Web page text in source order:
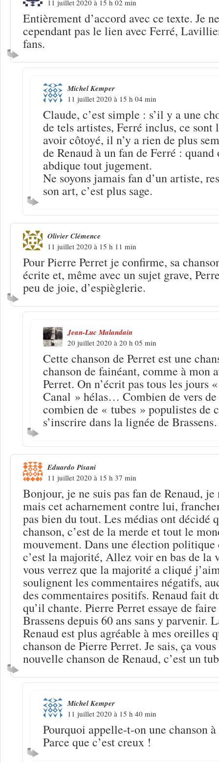
11 juillet 2020 à 15 h 02 min
Entièrement d’accord avec ce texte. Je
cependant pas le lien avec Ferré,
fans.
Michel Kemper
11 juillet 2020 à 15 h 04 min
Claude, c’est simple : s’il y a une
de tels artistes, Ferré inclus, ce sont
avoir côtoyé, il n’y a rien de plus
de Renaud à un fan de Ferré : quand
abdique tout jugement.
Ne soyons jamais fan d’un artiste,
son art, c’est plus sage.
Olivier Clémence
11 juillet 2020 à 15 h 11 min
Pour Pierre Perret je confirme, sa
écrite et, même avec un sujet grave,
peu de joie, d’espièglerie.
Jean-Luc Malandain
20 juillet 2020 à 20 h 05 min
Cette chanson de Perret est une
chanson de fainéant, comme à mon
Perret. On n’écrit pas tous les jours
Canal » hélas… Combien de vers
combien de « tubes » populistes de
s’inscrire dans la lignée de
Eduardo Pisani
11 juillet 2020 à 15 h 37 min
Bonjour, je ne suis pas fan de Renaud,
mais cet acharnement contre lui,
pas bien du tout. Les médias ont décidé
chanson, c’est de la merde et tout le
mouvement. Dans une élection
c’est la majorité, Allez voir en bas de la
vous verrez que la majorité a cliqué
soulignent les commentaires négatifs,
des commentaires positifs. Renaud fait
qu’il chante. Pierre Perret essaye de
Brassens depuis 60 ans sans y parvenir.
Renaud est plus agréable à mes oreilles
chanson de Pierre Perret. Je sais, ça
nouvelle chanson de Renaud, c’est un
Michel Kemper
11 juillet 2020 à 15 h 40 min
Pourquoi appelle-t-on une chanson
Parce que c’est creux !